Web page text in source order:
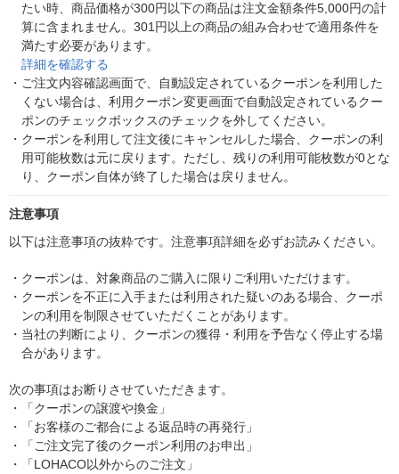
たい時、商品価格が300円以下の商品は注文金額条件5,000円の計
算に含まれません。301円以上の商品の組み合わせで適用条件を
満たす必要があります。
詳細を確認する
・ ご注文内容確認画面で、自動設定されているクーポンを利用した
くない場合は、利用クーポン変更画面で自動設定されているクー
ポンのチェックボックスのチェックを外してください。
・ クーポンを利用して注文後にキャンセルした場合、クーポンの利
用可能枚数は元に戻ります。ただし、残りの利用可能枚数が0とな
り、クーポン自体が終了した場合は戻りません。
注意事項
以下は注意事項の抜粋です。注意事項詳細を必ずお読みください。
・ クーポンは、対象商品のご購入に限りご利用いただけます。
・ クーポンを不正に入手または利用された疑いのある場合、クーポ
ンの利用を制限させていただくことがあります。
・ 当社の判断により、クーポンの獲得・利用を予告なく停止する場
合があります。
次の事項はお断りさせていただきます。
・
「クーポンの譲渡や換金」
・
「お客様のご都合による返品時の再発行」
・
「ご注文完了後のクーポン利用のお申出」
・
「LOHACO以外からのご注文」